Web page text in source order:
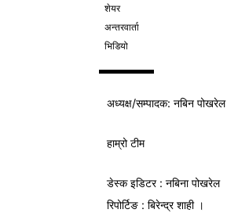
शेयर
अन्तरवार्ता
भिडियो
अध्यक्ष/सम्पादक: नबिन पोखरेल
हाम्रो टीम
डेस्क इडिटर : नबिना पोखरेल
रिपोर्टिङ : बिरेन्द्र शाही ।